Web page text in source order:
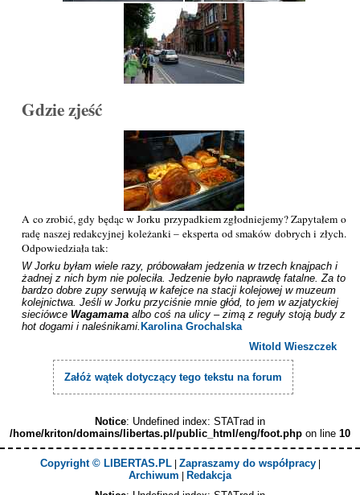
Gdzie zjeść
A co zrobić, gdy będąc w Jorku przypadkiem zgłodniejemy? Zapytałem o
radę naszej redakcyjnej koleżanki – eksperta od smaków dobrych i złych.
Odpowiedziała tak:
W Jorku byłam wiele razy, próbowałam jedzenia w trzech knajpach i
żadnej z nich bym nie poleciła. Jedzenie było naprawdę fatalne. Za to
bardzo dobre zupy serwują w kafejce na stacji kolejowej w muzeum
kolejnictwa. Jeśli w Jorku przyciśnie mnie głód, to jem w azjatyckiej
sieciówce Wagamama albo coś na ulicy – zimą z reguły stoją budy z
hot dogami i naleśnikami. Karolina Grochalska
Witold Wieszczek
Załóż wątek dotyczący tego tekstu na forum
Notice: Undefined index: STATrad in
/home/kriton/domains/libertas.pl/public_html/eng/foot.php on line 10
Copyright © LIBERTAS.PL| Zapraszamy do współpracy|
Archiwum
Redakcja